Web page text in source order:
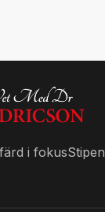
i fokus